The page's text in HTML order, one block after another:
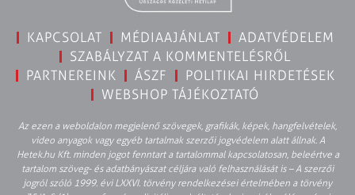
KAPCSOLAT MÉDIAAJÁNLAT
ADATVÉDELEM
SZABÁLYZAT A KOMMENTELÉSRŐL
PARTNEREINK
ÁSZF
POLITIKAI HIRDETÉSEK
WEBSHOP TÁJÉKOZTATÓ
Az ezen a weboldalon megjelenő szövegek, grafikák, képek, hangfelvételek,
video anyagok vagy egyéb tartalmak szerzői jogvédelem alatt állnak. A
Hetek.hu Kft. minden jogot fenntart a tartalommal kapcsolatosan, beleértve a
tartalom szöveg- és adatbányászat céljára való felhasználását is – A szerzői
jogról szóló 1999. évi LXXVI. törvény rendelkezései értelmében a törvény